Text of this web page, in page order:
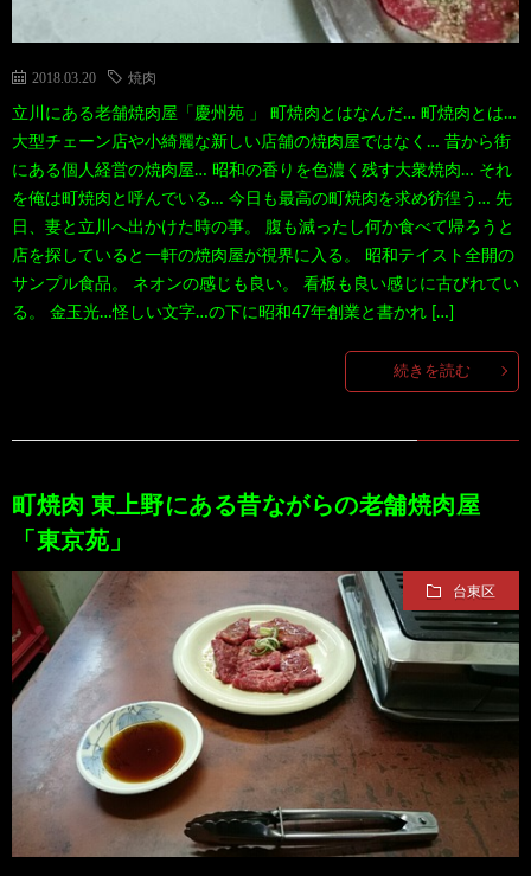
2018.03.20 焼肉
立川にある老舗焼肉屋「慶州苑 」 町焼肉とはなんだ… 町焼肉とは…
大型チェーン店や小綺麗な新しい店舗の焼肉屋ではなく… 昔から街
にある個人経営の焼肉屋… 昭和の香りを色濃く残す大衆焼肉… それ
を俺は町焼肉と呼んでいる… 今日も最高の町焼肉を求め彷徨う… 先
日、妻と立川へ出かけた時の事。 腹も減ったし何か食べて帰ろうと
店を探していると一軒の焼肉屋が視界に入る。 昭和テイスト全開の
サンプル食品。 ネオンの感じも良い。 看板も良い感じに古びれてい
る。 金玉光…怪しい文字…の下に昭和47年創業と書かれ […]
続きを読む
町焼肉 東上野にある昔ながらの老舗焼肉屋
「東京苑」
台東区